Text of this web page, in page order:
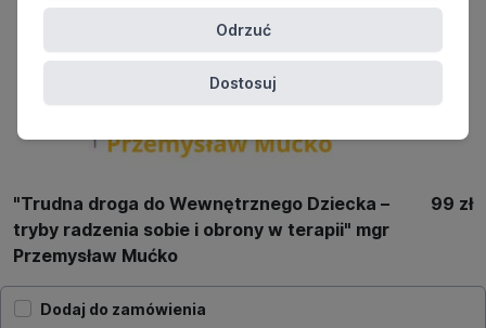
"Trudna droga do Wewnętrznego Dziecka –
tryby radzenia sobie i obrony w terapii" mgr
Przemysław Mućko
99 zł
Dodaj do zamówienia
Odrzuć
Dostosuj